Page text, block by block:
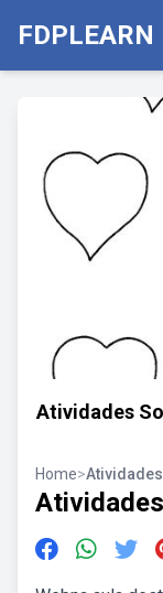
FDPLEARN
Atividades
Home>Atividades